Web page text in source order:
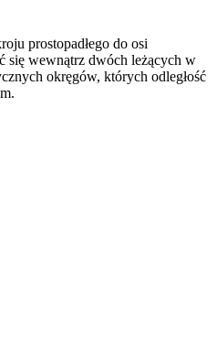
prostopadłego do osi
się wewnątrz dwóch leżących w
okręgów, których odległość